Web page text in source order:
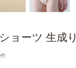
ョーツ 生成り